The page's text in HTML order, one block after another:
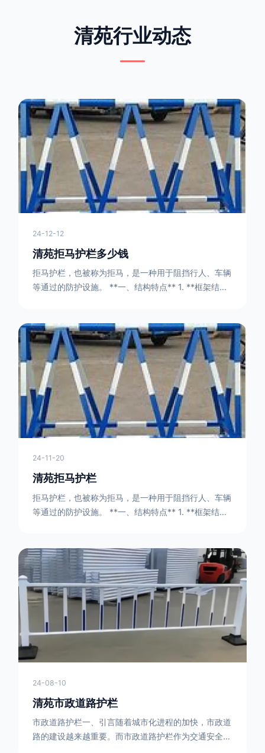
清苑行业动态
24-12-12
清苑拒马护栏多少钱
拒马护栏，也被称为拒马，是一种用于阻挡行人、车辆
等通过的防护设施。 **一、结构特点** 1. **框架结构
方形的框架组合。这些框架相互连接，形成一个稳定的
结构，能够承受一定的冲击力。例如，在一些临时交通
管制的现场，三角形框架的拒马护栏可以很方便地拼接
在一起，像一个个小的三角锥形状的结构单
24-11-20
清苑拒马护栏
拒马护栏，也被称为拒马，是一种用于阻挡行人、车辆
等通过的防护设施。 **一、结构特点** 1. **框架结构
方形的框架组合。这些框架相互连接，形成一个稳定的
结构，能够承受一定的冲击力。例如，在一些临时交通
管制的现场，三角形框架的拒马护栏可以很方便地拼接
在一起，像一个个小的三角锥形状的结构单
24-08-10
清苑市政道路护栏
市政道路护栏一、引言随着城市化进程的加快，市政道
路的建设越来越重要。而市政道路护栏作为交通安全的